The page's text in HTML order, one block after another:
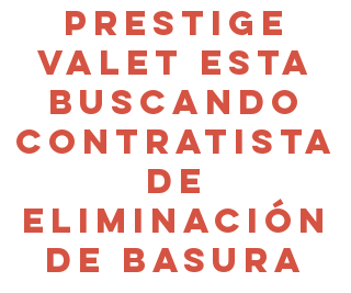
Prestige
Valet esta
Buscando
Contratista
de
eliminación
de basura